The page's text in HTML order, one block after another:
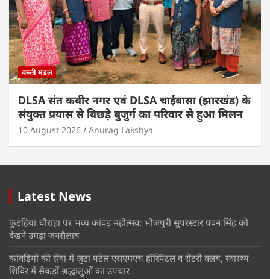
बस्ती मंडल
DLSA संत कबीर नगर एवं DLSA चाईबासा (झारखंड) के
संयुक्त प्रयास से बिछड़े बुजुर्ग का परिवार से हुआ मिलन
10 August 2026 Anurag Lakshya
Latest News
फुटहिया चौराहा पर भव्य कांवड़ महोत्सव: भोजपुरी सुपरस्टार पवन सिंह को
देखने उमड़ा जनसैलाब
कांवड़ियों की सेवा में जुटा पटेल एसएमएच हॉस्पिटल व रोटरी क्लब, स्वास्थ्य
शिविर में सैकड़ों श्रद्धालुओं का उपचार